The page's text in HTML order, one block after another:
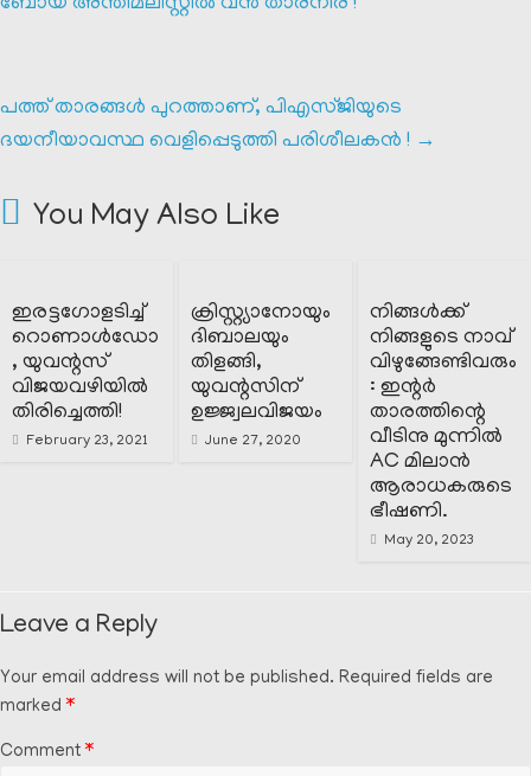
ബോയ് അന്തിമലിസ്റ്റിൽ വൻ താരനിര !
പത്ത് താരങ്ങൾ പുറത്താണ്, പിഎസ്ജിയുടെ
ദയനീയാവസ്ഥ വെളിപ്പെടുത്തി പരിശീലകൻ ! →
You May Also Like
ഇരട്ടഗോളടിച്ച്
റൊണാൾഡോ
, യുവന്റസ്
വിജയവഴിയിൽ
തിരിച്ചെത്തി!
February 23, 2021
ക്രിസ്റ്റ്യാനോയും
ദിബാലയും
തിളങ്ങി,
യുവന്റസിന്
ഉജ്ജ്വലവിജയം
June 27, 2020
നിങ്ങൾക്ക്
നിങ്ങളുടെ നാവ്
വിഴുങ്ങേണ്ടിവരും
: ഇന്റർ
താരത്തിന്റെ
വീടിനു മുന്നിൽ
AC മിലാൻ
ആരാധകരുടെ
ഭീഷണി.
May 20, 2023
Leave a Reply
Your email address will not be published. Required fields are
marked *
Comment *